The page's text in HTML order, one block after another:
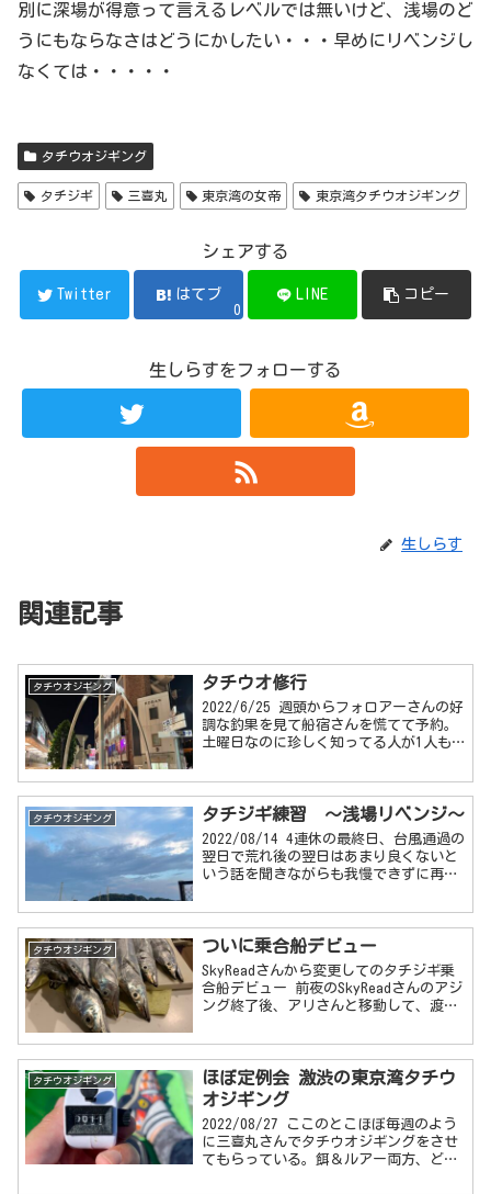
別に深場が得意って言えるレベルでは無いけど、浅場のど
うにもならなさはどうにかしたい・・・早めにリベンジし
なくては・・・・・
タチウオジギング
タチジギ 三喜丸 東京湾の女帝 東京湾タチウオジギング
シェアする
Twitter はてブ
0
LINE コピー
生しらすをフォローする
生しらす
関連記事
タチウオジギング タチウオ修行
2022/6/25 週頭からフォロアーさんの好
調な釣果を見て船宿さんを慌てて予約。
土曜日なのに珍しく知ってる人が1人も
れ模様。前日の金曜日は自宅にい...
タチウオジギング タチジギ練習 ～浅場リベンジ～
2022/08/14 4連休の最終日、台風通過の
翌日で荒れ後の翌日はあまり良くないと
いう話を聞きながらも我慢できずに再び
を踏まえて今回は浅場攻略をメインに準
備をしてきた。...
タチウオジギング ついに乗合船デビュー
SkyReadさんから変更してのタチジギ乗
合船デビュー 前夜のSkyReadさんのアジ
ング終了後、アリさんと移動して、渡辺
順番待ちの場所取りをした後、静かに車
中で仮眠。涼しくなったのでエンジン切
ったまま...
タチウオジギング
ほぼ定例会 激渋の東京湾タチウ
オジギング
2022/08/27 ここのとこほぼ毎週のよう
に三喜丸さんでタチウオジギングをさせ
てもらっている。餌＆ルアー両方、どち